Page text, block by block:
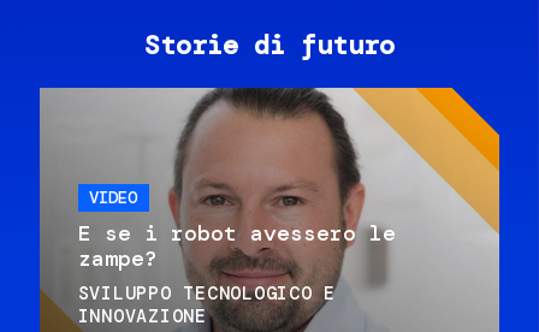
Storie di futuro
VIDEO
E se i robot avessero le
zampe?
SVILUPPO TECNOLOGICO E
INNOVAZIONE